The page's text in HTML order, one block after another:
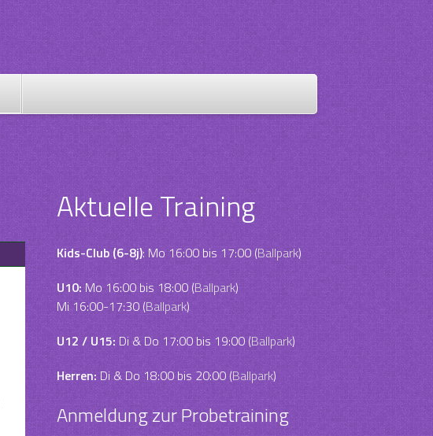
Aktuelle Training
Kids-Club (6-8j): Mo 16:00 bis 17:00 (Ballpark)
U10:Mo 16:00 bis 18:00 (Ballpark)
Mi 16:00-17:30 (Ballpark)
U12 / U15:Di & Do 17:00 bis 19:00 (Ballpark)
Herren:Di & Do 18:00 bis 20:00 (Ballpark)
Anmeldung zur Probetraining